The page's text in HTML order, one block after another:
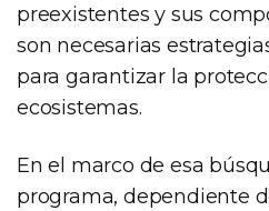
preexistentes y sus
son necesarias
para garantizar la
ecosistemas.
En el marco de esa
programa, dependiente